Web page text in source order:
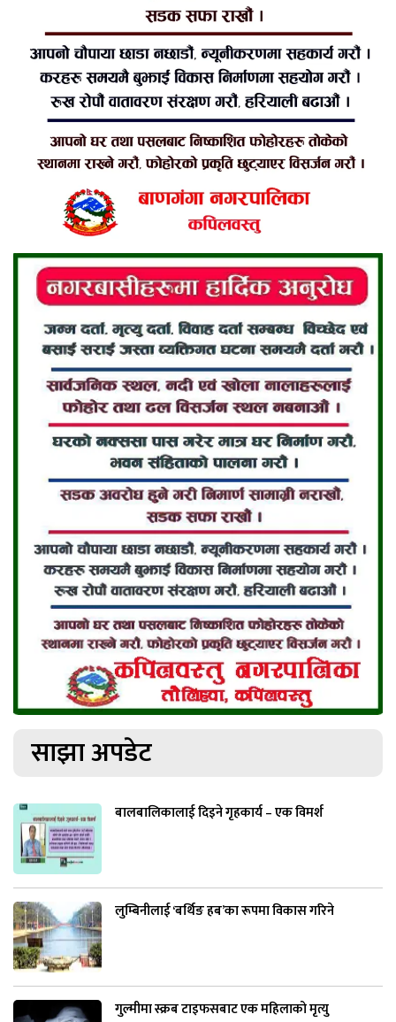
साझा अपडेट
बालबालिकालाई दिइने गृहकार्य – एक विमर्श
लुम्बिनीलाई ‘बर्थिङ हब’का रूपमा विकास गरिने
गुल्मीमा स्क्रब टाइफसबाट एक महिलाको मृत्यु